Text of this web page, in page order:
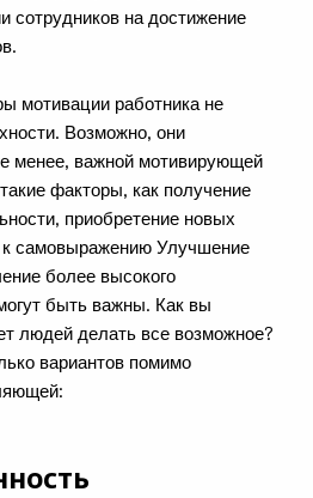
сотрудников на достижение
мотивации работника не
Возможно, они
менее, важной мотивирующей
факторы, как получение
приобретение новых
к самовыражению Улучшение
более высокого
быть важны. Как вы
людей делать все возможное?
вариантов помимо